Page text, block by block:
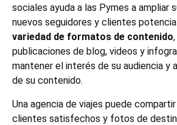
sociales ayuda a las Pymes a ampliar
nuevos seguidores y clientes
variedad de formatos de contenido
publicaciones de blog, videos y
mantener el interés de su audiencia y
de su contenido.
Una agencia de viajes puede
clientes satisfechos y fotos de